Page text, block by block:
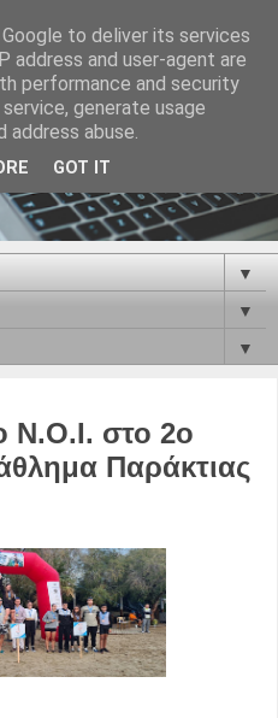
▼
▼
▼
Ν.Ο.Ι. στο 2ο
Παράκτιας
to deliver its services
address and user-agent are
performance and security
generate usage
abuse.
GOT IT